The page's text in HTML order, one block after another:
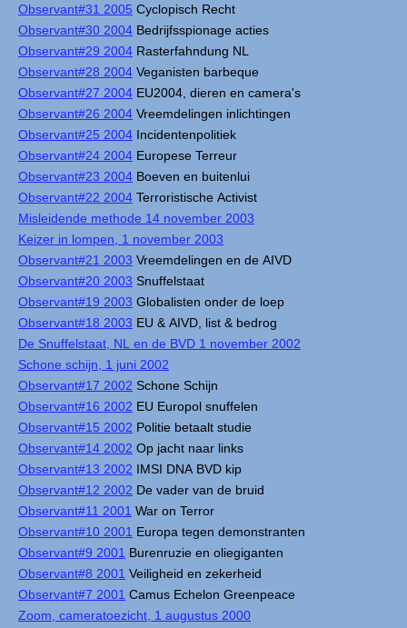
Observant#31 2005 Cyclopisch Recht
Observant#30 2004 Bedrijfsspionage acties
Observant#29 2004 Rasterfahndung NL
Observant#28 2004 Veganisten barbeque
Observant#27 2004 EU2004, dieren en camera's
Observant#26 2004 Vreemdelingen inlichtingen
Observant#25 2004 Incidentenpolitiek
Observant#24 2004 Europese Terreur
Observant#23 2004 Boeven en buitenlui
Observant#22 2004 Terroristische Activist
Misleidende methode 14 november 2003
Keizer in lompen, 1 november 2003
Observant#21 2003 Vreemdelingen en de AIVD
Observant#20 2003 Snuffelstaat
Observant#19 2003 Globalisten onder de loep
Observant#18 2003 EU & AIVD, list & bedrog
De Snuffelstaat, NL en de BVD 1 november 2002
Schone schijn, 1 juni 2002
Observant#17 2002 Schone Schijn
Observant#16 2002 EU Europol snuffelen
Observant#15 2002 Politie betaalt studie
Observant#14 2002 Op jacht naar links
Observant#13 2002 IMSI DNA BVD kip
Observant#12 2002 De vader van de bruid
Observant#11 2001 War on Terror
Observant#10 2001 Europa tegen demonstranten
Observant#9 2001 Burenruzie en oliegiganten
Observant#8 2001 Veiligheid en zekerheid
Observant#7 2001 Camus Echelon Greenpeace
Zoom, cameratoezicht, 1 augustus 2000